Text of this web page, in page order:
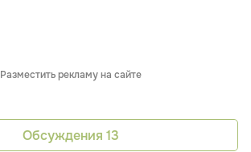
Разместить рекламу на сайте
Обсуждения 13